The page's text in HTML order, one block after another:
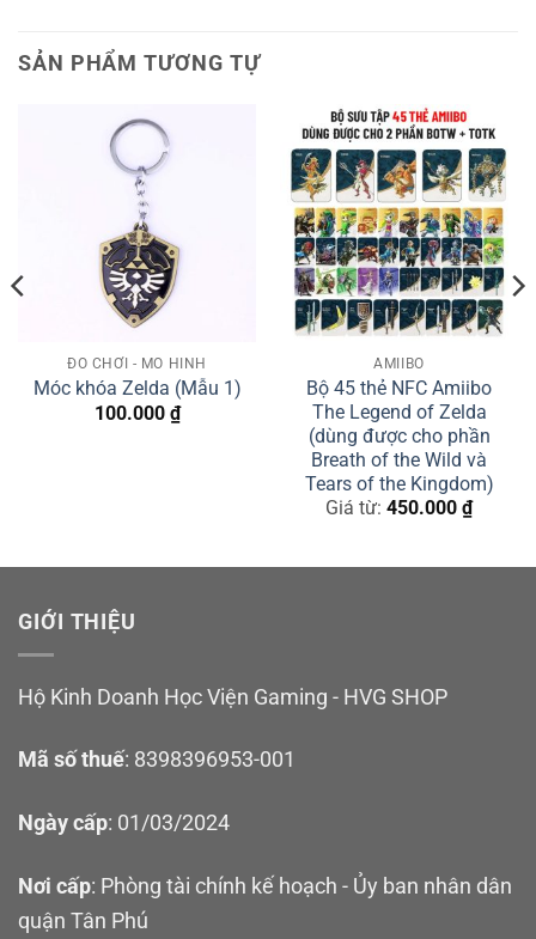
SẢN PHẨM TƯƠNG TỰ
ĐỒ CHƠI - MÔ HÌNH
Móc khóa Zelda (Mẫu 1)
100.000 ₫
AMIIBO
Bộ 45 thẻ NFC Amiibo
The Legend of Zelda
(dùng được cho phần
Breath of the Wild và
Tears of the Kingdom)
Giá từ: 450.000 ₫
GIỚI THIỆU
Hộ Kinh Doanh Học Viện Gaming - HVG SHOP
Mã số thuế: 8398396953-001
Ngày cấp: 01/03/2024
Nơi cấp: Phòng tài chính kế hoạch - Ủy ban nhân dân
quận Tân Phú